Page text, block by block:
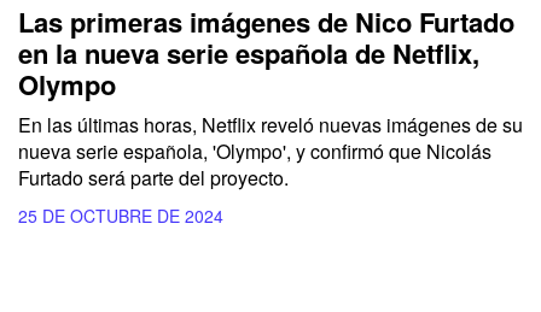
Las primeras imágenes de Nico Furtado
en la nueva serie española de Netflix,
Olympo
En las últimas horas, Netflix reveló nuevas imágenes de su
nueva serie española, 'Olympo', y confirmó que Nicolás
Furtadoserá parte del proyecto.
25 DE OCTUBRE DE 2024